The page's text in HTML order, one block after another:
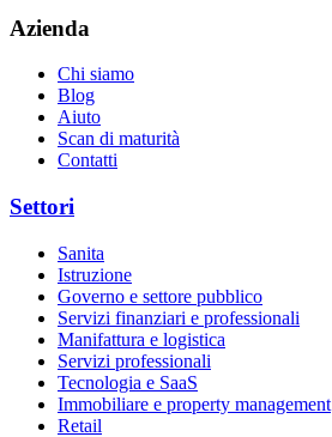
Azienda
Chi siamo
Blog
Aiuto
Scan di maturità
Contatti
Settori
Sanita
Istruzione
Governo e settore pubblico
Servizi finanziari e professionali
Manifattura e logistica
Servizi professionali
Tecnologia e SaaS
Immobiliare e property management
Retail